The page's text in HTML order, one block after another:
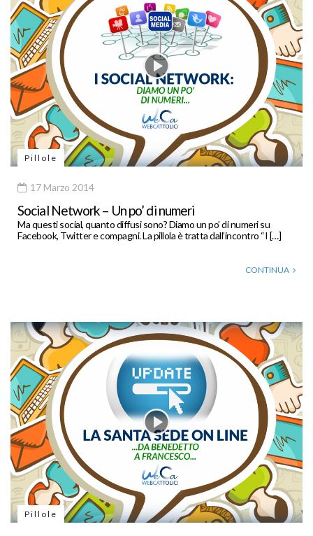
Pillole
17 Marzo 2014
Social Network – Un po’ di numeri
Ma questi social, quanto diffusi sono? Diamo un po’ di numeri su
Facebook, Twitter e compagni. La pillola è tratta dall’incontro “I […]
CONTINUA
Pillole